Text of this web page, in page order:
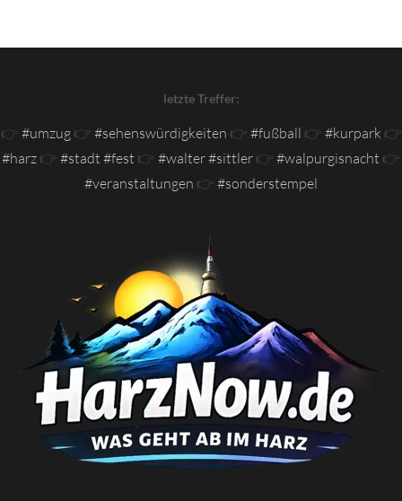
letzte Treffer:
👉 #umzug👉 #sehenswürdigkeiten 👉 #fußball 👉 #kurpark 👉
#harz 👉 #stadt #fest 👉 #walter #sittler 👉 #walpurgisnacht 👉
#veranstaltungen 👉 #sonderstempel